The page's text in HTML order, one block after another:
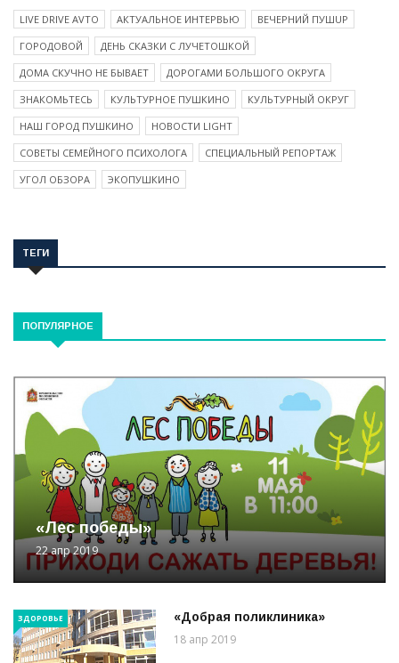
LIVE DRIVE AVTO АКТУАЛЬНОЕ ИНТЕРВЬЮ
ВЕЧЕРНИЙ ПУШUP
ГОРОДОВОЙ
ДЕНЬ СКАЗКИ С ЛУЧЕТОШКОЙ
ДОМА СКУЧНО НЕ БЫВАЕТ
ДОРОГАМИ БОЛЬШОГО ОКРУГА
ЗНАКОМЬТЕСЬ
КУЛЬТУРНОЕ ПУШКИНО
КУЛЬТУРНЫЙ ОКРУГ
НАШ ГОРОД ПУШКИНО
НОВОСТИ LIGHT
СОВЕТЫ СЕМЕЙНОГО ПСИХОЛОГА
СПЕЦИАЛЬНЫЙ РЕПОРТАЖ
УГОЛ ОБЗОРА
ЭКОПУШКИНО
ТЕГИ
ПОПУЛЯРНОЕ
«Лес победы»
22 апр 2019
ЗДОРОВЬЕ «Добрая поликлиника»
18 апр 2019